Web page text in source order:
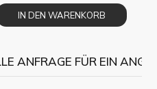
IN DEN WARENKORB
ANFRAGE FÜR EIN